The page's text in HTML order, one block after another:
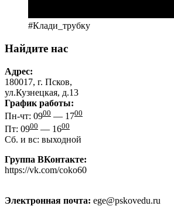
#Клади_трубку
Найдите нас
Адрес:
180017, г. Псков,
ул.Кузнецкая, д.13
График работы:
Пн-чт: 0900 — 1700
Пт: 0900 — 1600
Сб. и вс: выходной
Группа ВКонтакте:
https://vk.com/coko60
Электронная почта: ege@pskovedu.ru